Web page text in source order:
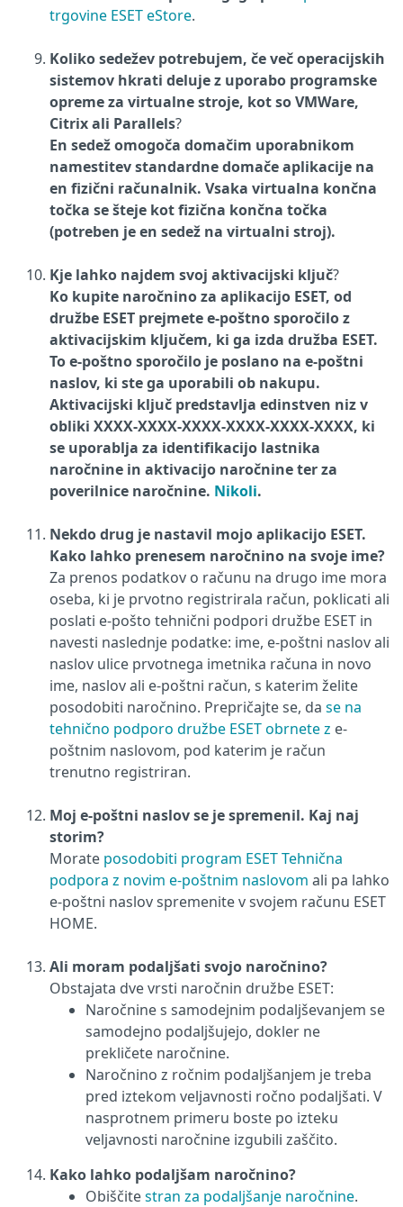
trgovine ESET eStore.
Koliko sedežev potrebujem, če več operacijskih
sistemov hkrati deluje z uporabo programske
opreme za virtualne stroje, kot so VMWare,
Citrix ali Parallels?
En sedež omogoča domačim uporabnikom
namestitev standardne domače aplikacije na
en fizični računalnik. Vsaka virtualna končna
točka se šteje kot fizična končna točka
(potreben je en sedež na virtualni stroj).
Kje lahko najdem svoj aktivacijski ključ?
Ko kupite naročnino za aplikacijo ESET, od
družbe ESET prejmete e-poštno sporočilo z
aktivacijskim ključem, ki ga izda družba ESET.
To e-poštno sporočilo je poslano na e-poštni
naslov, ki ste ga uporabili ob nakupu.
Aktivacijski ključ predstavlja edinstven niz v
obliki XXXX-XXXX-XXXX-XXXX-XXXX-XXXX, ki
se uporablja za identifikacijo lastnika
naročnine in aktivacijo naročnine ter za
poverilnice naročnine. Nikoli.
Nekdo drug je nastavil mojo aplikacijo ESET.
Kako lahko prenesem naročnino na svoje ime?
Za prenos podatkov o računu na drugo ime mora
oseba, ki je prvotno registrirala račun, poklicati ali
poslati e-pošto tehnični podpori družbe ESET in
navesti naslednje podatke: ime, e-poštni naslov ali
naslov ulice prvotnega imetnika računa in novo
ime, naslov ali e-poštni račun, s katerim želite
posodobiti naročnino. Prepričajte se, da se na
tehnično podporo družbe ESET obrnete z e-
poštnim naslovom, pod katerim je račun
trenutno registriran.
Moj e-poštni naslov se je spremenil. Kaj naj
storim?
Morate posodobiti program ESET Tehnična
podpora z novim e-poštnim naslovom ali pa lahko
e-poštni naslov spremenite v svojem računu ESET
HOME.
Ali moram podaljšati svojo naročnino?
Obstajata dve vrsti naročnin družbe ESET:
Naročnine s samodejnim podaljševanjem se
samodejno podaljšujejo, dokler ne
prekličete naročnine.
Naročnino z ročnim podaljšanjem je treba
pred iztekom veljavnosti ročno podaljšati. V
nasprotnem primeru boste po izteku
veljavnosti naročnine izgubili zaščito.
Kako lahko podaljšam naročnino?
Obiščitestran za podaljšanje naročnine.